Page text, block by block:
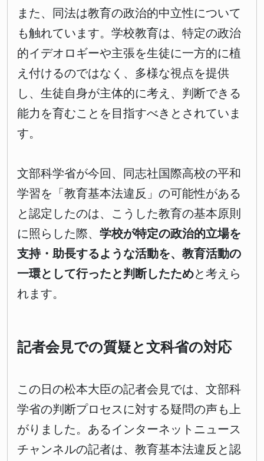
また、同法は教育の政治的中立性について
も触れています。学校教育は、特定の政治
的イデオロギーや主張を生徒に一方的に植
え付けるのではなく、多様な視点を提供
し、生徒自身が主体的に考え、判断できる
能力を育むことを目指すべきとされていま
す。
文部科学省が今回、同志社国際高校の平和
学習を「教育基本法違反」の可能性がある
と認定したのは、こうした教育の基本原則
に照らした際、 学校が特定の政治的立場を
支持・助長するような活動を、教育活動の
一環として行ったと判断したためと考えら
れます。
記者会見での質疑と文科省の対応
この日の松本大臣の記者会見では、文部科
学省の判断プロセスに対する疑問の声も上
がりました。あるインターネットニュース
チャンネルの記者は、教育基本法違反と認